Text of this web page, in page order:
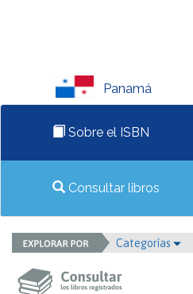
Panamá
Sobre el ISBN
Consultar libros
Categorías